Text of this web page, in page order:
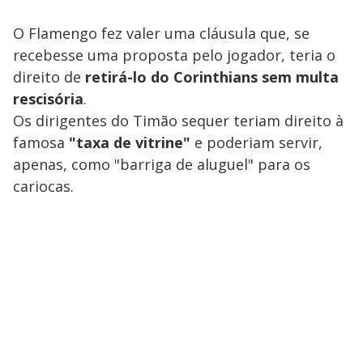
O Flamengo fez valer uma cláusula que, se
recebesse uma proposta pelo jogador, teria o
direito de retirá-lo do Corinthians sem multa
rescisória.
Os dirigentes do Timão sequer teriam direito à
famosa "taxa de vitrine" e poderiam servir,
apenas, como "barriga de aluguel" para os
cariocas.